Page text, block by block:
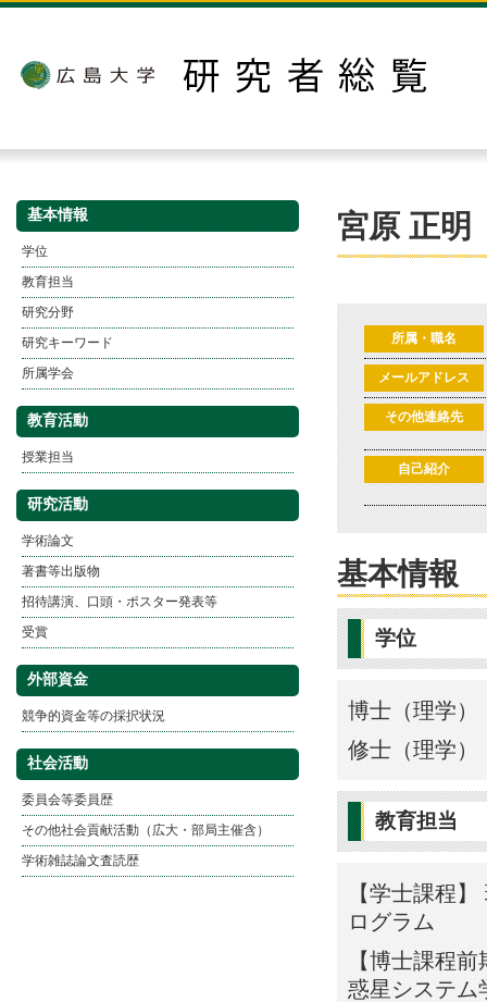
基本情報
学位
教育担当
研究分野
研究キーワード
所属学会
教育活動
授業担当
研究活動
学術論文
著書等出版物
招待講演、口頭・ポスター発表等
受賞
外部資金
競争的資金等の採択状況
社会活動
委員会等委員歴
その他社会貢献活動（広大・部局主催含）
学術雑誌論文査読歴
宮原 正明
所属・職名
メールアドレス
その他連絡先
自己紹介
基本情報
学位
博士（理学
修士（理学
教育担当
【学士課程
ログラム
【博士課程
惑星システム